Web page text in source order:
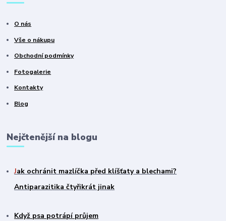
O nás
Vše o nákupu
Obchodní podmínky
Fotogalerie
Kontakty
Blog
Nejčtenější na blogu
Jak ochránit mazlíčka před klíšťaty a blechami?
Antiparazitika čtyřikrát jinak
Když psa potrápí průjem